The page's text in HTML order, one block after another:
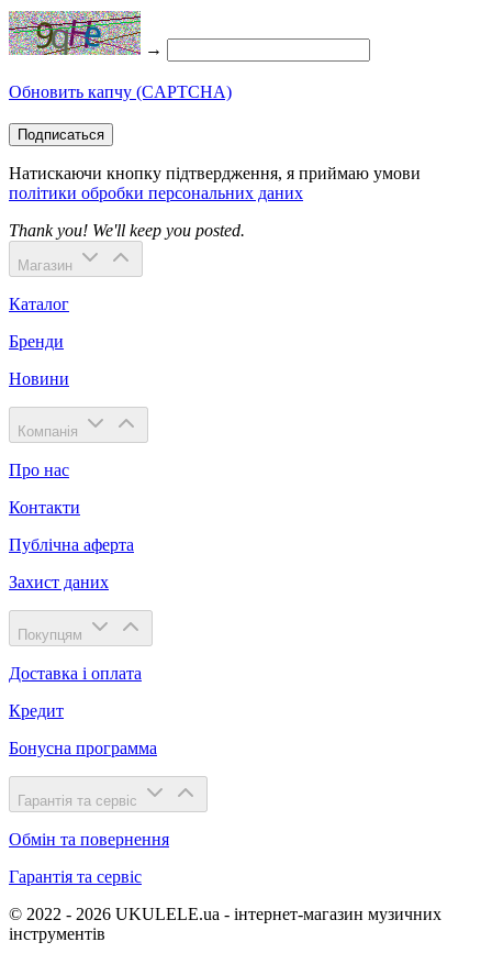
→
Обновить капчу (CAPTCHA)
Подписаться
Натискаючи кнопку підтвердження, я приймаю умови
політики обробки персональних даних
Thank you! We'll keep you posted.
Магазин
Каталог
Бренди
Новини
Компанія
Про нас
Контакти
Публічна аферта
Захист даних
Покупцям
Доставка і оплата
Кредит
Бонусна программа
Гарантія та сервіс
Обмін та повернення
Гарантія та сервіс
© 2022 - 2026 UKULELE.ua - інтернет-магазин музичних
інструментів